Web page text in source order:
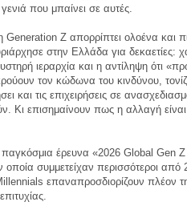
που μπαίνει σε αυτές.
Z απορρίπτει ολοένα και
στην Ελλάδα για δεκαετίες:
ιεραρχία και η αντίληψη ότι
τον κώδωνα του κινδύνου,
και τις επιχειρήσεις σε
Κι επισημαίνουν πως η αλλαγή
έρευνα «2026 Global Gen
οποία συμμετείχαν περισσότεροι
επαναπροσδιορίζουν πλέον